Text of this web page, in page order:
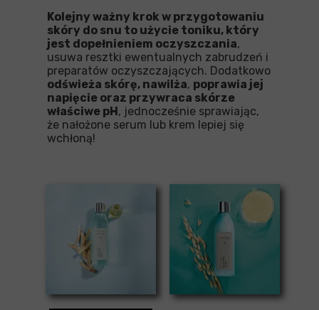
Kolejny ważny krok w przygotowaniu
skóry do snu to użycie toniku, który
jest dopełnieniem oczyszczania,
usuwa resztki ewentualnych zabrudzeń i
preparatów oczyszczających. Dodatkowo
odświeża skórę, nawilża, poprawia jej
napięcie oraz przywraca skórze
właściwe pH, jednocześnie sprawiając,
że nałożone serum lub krem lepiej się
wchłoną!